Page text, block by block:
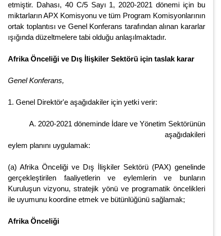
etmiştir. Dahası, 40 C/5 Sayı 1, 2020-2021 dönemi için bu
miktarların APX Komisyonu ve tüm Program Komisyonlarının
ortak toplantısı ve Genel Konferans tarafından alınan kararlar
ışığında düzeltmelere tabi olduğu anlaşılmaktadır.
Afrika Önceliği ve Dış İlişkiler Sektörü için taslak karar
Genel Konferans,
1. Genel Direktör'e aşağıdakiler için yetki verir:
A. 2020-2021 döneminde İdare ve Yönetim Sektörünün
aşağıdakileri
eylem planını uygulamak:
(a) Afrika Önceliği ve Dış İlişkiler Sektörü (PAX) genelinde
gerçekleştirilen faaliyetlerin ve eylemlerin ve bunların
Kuruluşun vizyonu, stratejik yönü ve programatik öncelikleri
ile uyumunu koordine etmek ve bütünlüğünü sağlamak;
Afrika Önceliği